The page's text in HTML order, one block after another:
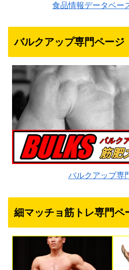
食品情報データベー
バルクアップ専門ページ
バルクアップ専
細マッチョ筋トレ専門ペ